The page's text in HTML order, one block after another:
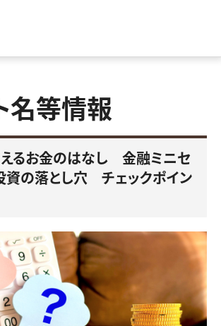
名等情報
るお金のはなし 金融ミニセ
資の落とし穴 チェックポイン